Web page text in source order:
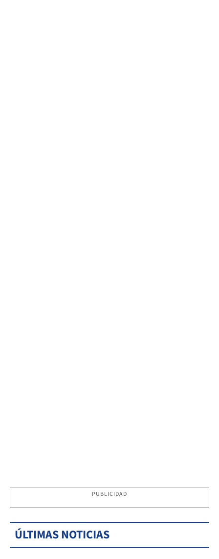
PUBLICIDAD
ÚLTIMAS NOTICIAS